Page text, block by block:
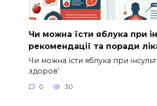
Чи можна їсти яблука при
рекомендації та поради
Чи можна їсти яблука при
здоров’
0 30